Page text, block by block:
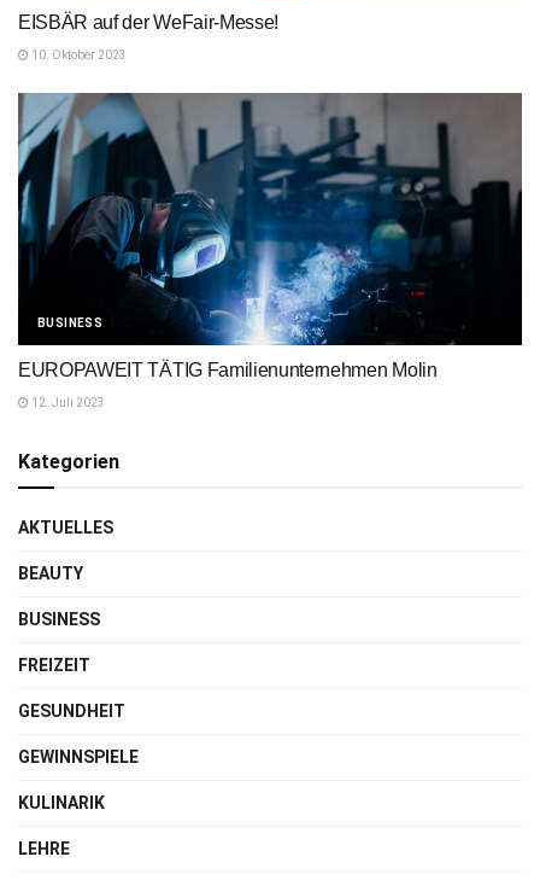
EISBÄR auf der WeFair-Messe!
10. Oktober 2023
BUSINESS
EUROPAWEIT TÄTIG Familienunternehmen Molin
12. Juli 2023
Kategorien
AKTUELLES
BEAUTY
BUSINESS
FREIZEIT
GESUNDHEIT
GEWINNSPIELE
KULINARIK
LEHRE